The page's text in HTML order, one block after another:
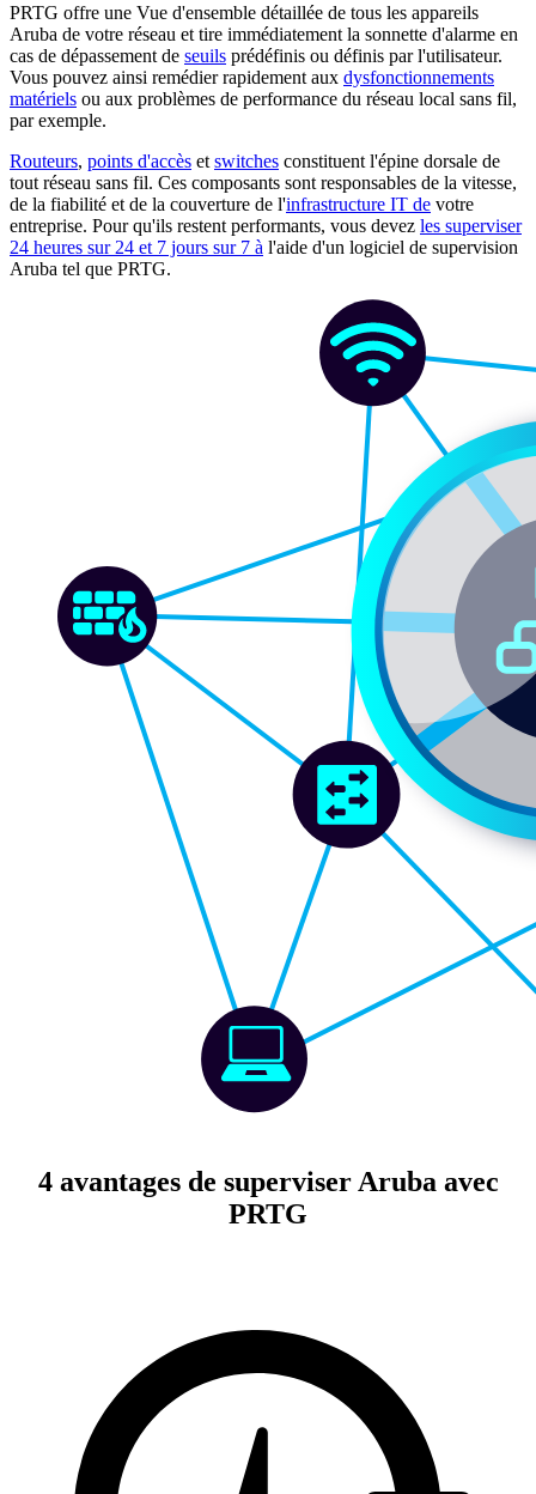
PRTG offre une Vue d'ensemble détaillée de tous les appareils
Aruba de votre réseau et tire immédiatement la sonnette d'alarme en
cas de dépassement de seuils prédéfinis ou définis par l'utilisateur.
Vous pouvez ainsi remédier rapidement aux dysfonctionnements
matériels ou aux problèmes de performance du réseau local sans fil,
par exemple.
Routeurs, points d'accès et switches constituent l'épine dorsale de
tout réseau sans fil. Ces composants sont responsables de la vitesse,
de la fiabilité et de la couverture de l'infrastructure IT de votre
entreprise. Pour qu'ils restent performants, vous devez les superviser
24 heures sur 24 et 7 jours sur 7 à l'aide d'un logiciel de supervision
Aruba tel que PRTG.
4 avantages de superviser Aruba avec
PRTG